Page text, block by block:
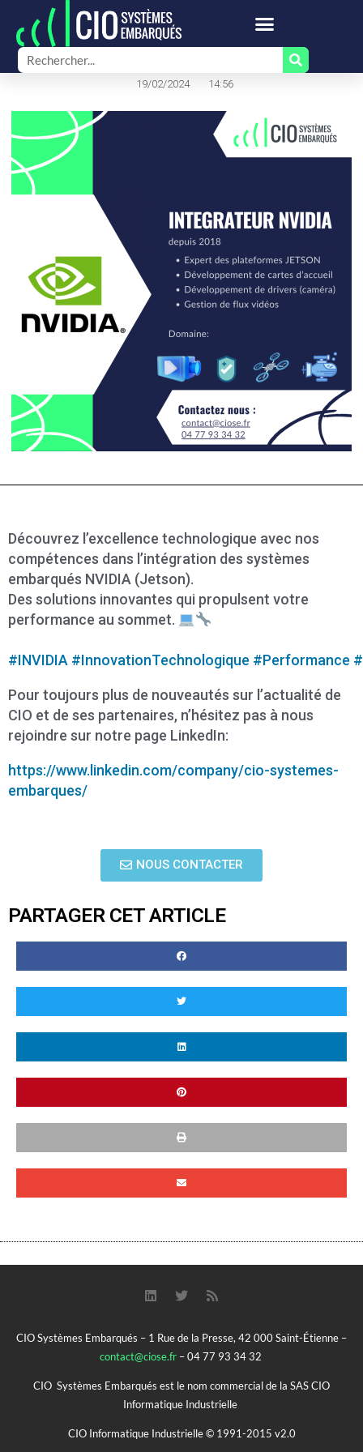
19/02/2024 14:56
Découvrez l’excellence technologique avec nos
compétences dans l’intégration des systèmes
embarqués NVIDIA (Jetson).
Des solutions innovantes qui propulsent votre
performance au sommet.
#INVIDIA #InnovationTechnologique #Performance
Pour toujours plus de nouveautés sur l’actualité de
CIO et de ses partenaires, n’hésitez pas à nous
rejoindre sur notre page LinkedIn:
https://www.linkedin.com/company/cio-systemes-
embarques/
NOUS CONTACTER
PARTAGER CET ARTICLE
CIO Systèmes Embarqués – 1 Rue de la Presse, 42 000 Saint-Étienne –
contact@ciose.fr– 04 77 93 34 32
CIO Systèmes Embarqués est le nom commercial de la SAS CIO
Informatique Industrielle
CIO Informatique Industrielle © 1991-2015 v2.0